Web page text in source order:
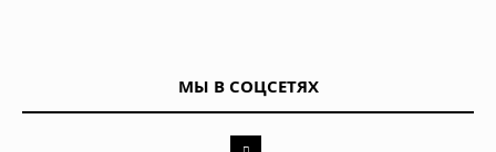
МЫ В СОЦСЕТЯХ